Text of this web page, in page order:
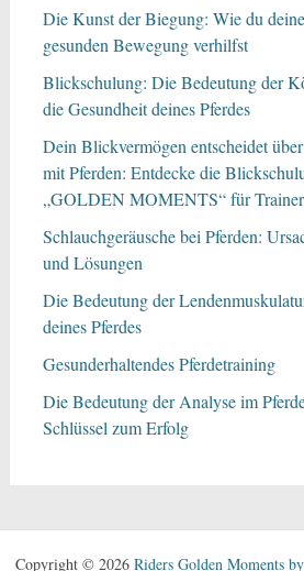
Die Kunst der Biegung: Wie du
gesunden Bewegung verhilfst
Blickschulung: Die Bedeutung der
die Gesundheit deines Pferdes
Dein Blickvermögen entscheidet
mit Pferden: Entdecke die
„GOLDEN MOMENTS“ für Trainer
Schlauchgeräusche bei Pferden:
und Lösungen
Die Bedeutung der
deines Pferdes
Gesunderhaltendes Pferdetraining
Die Bedeutung der Analyse im
Schlüssel zum Erfolg
Copyright © 2026 Riders Golden Moments